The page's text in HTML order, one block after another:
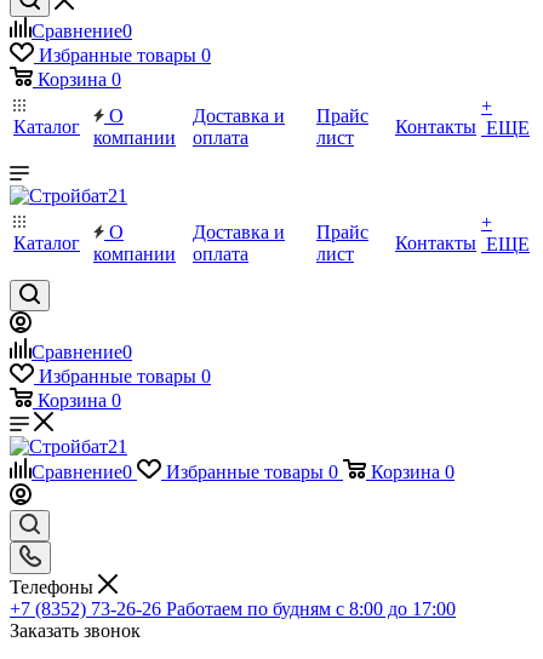
Сравнение0
Избранные товары 0
Корзина 0
Каталог
О
компании
Доставка и
оплата
Прайс
лист
Контакты
+
ЕЩЕ
Каталог
О
компании
Доставка и
оплата
Прайс
лист
Контакты
+
ЕЩЕ
Сравнение0
Избранные товары 0
Корзина 0
Сравнение0 Избранные товары 0 Корзина 0
Телефоны
+7 (8352) 73-26-26 Работаем по будням с 8:00 до 17:00
Заказать звонок